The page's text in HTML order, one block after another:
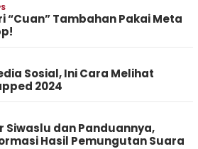
“Cuan” Tambahan Pakai Meta
Sosial, Ini Cara Melihat
2024
Siwaslu dan Panduannya,
Hasil Pemungutan Suara